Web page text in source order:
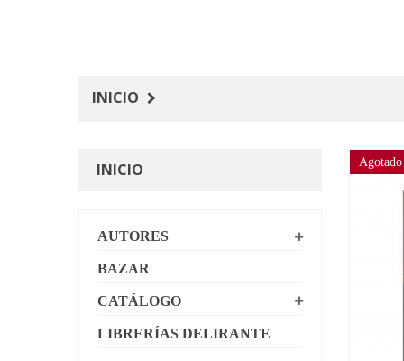
INICIO
INICIO
AUTORES
BAZAR
CATÁLOGO
LIBRERÍAS DELIRANTE
Agotado